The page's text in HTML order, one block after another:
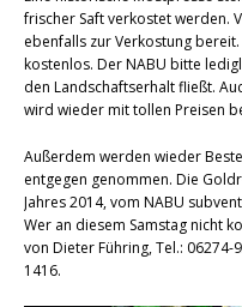
frischer Saft verkostet werden.
ebenfalls zur Verkostung
kostenlos. Der NABU bitte
den Landschaftserhalt fließt.
wird wieder mit tollen Preisen
Außerdem werden wieder
entgegen genommen. Die
Jahres 2014, vom NABU
Wer an diesem Samstag nicht
von Dieter Führing, Tel.:
1416.